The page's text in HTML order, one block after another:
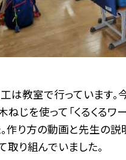
は教室で行っています。
ねじを使って「くるくるワ
作り方の動画と先生の説
取り組んでいました。